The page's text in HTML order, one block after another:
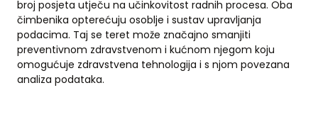
broj posjeta utječu na učinkovitost radnih procesa. Oba
čimbenika opterećuju osoblje i sustav upravljanja
podacima. Taj se teret može značajno smanjiti
preventivnom zdravstvenom i kućnom njegom koju
omogućuje zdravstvena tehnologija i s njom povezana
analiza podataka.